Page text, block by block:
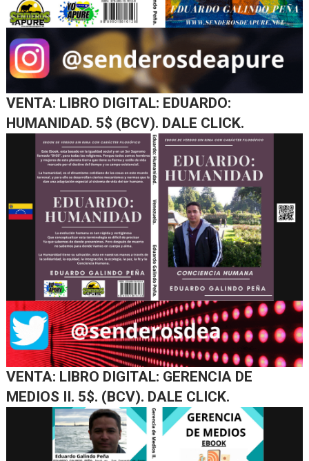
VENTA: LIBRO DIGITAL: EDUARDO:
HUMANIDAD. 5$ (BCV). DALE CLICK.
VENTA: LIBRO DIGITAL: GERENCIA DE
MEDIOS II. 5$. (BCV). DALE CLICK.